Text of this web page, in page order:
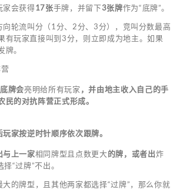
家会获得17张手牌，并留下3张牌作为“底牌”。
向轮流叫分（1分、2分、3分），竞叫分数最高
有玩家直接叫到3分，则立即成为地主。如果
。
牌会亮明给所有玩家 ，并由地主收入自己的手
民的对抗阵营正式形成。
家按逆时针顺序依次跟牌。
与上一家相同牌型且点数更大的牌，或者出炸
“过牌”不出。
的牌型，且其他两家都选择“过牌”，那么你就